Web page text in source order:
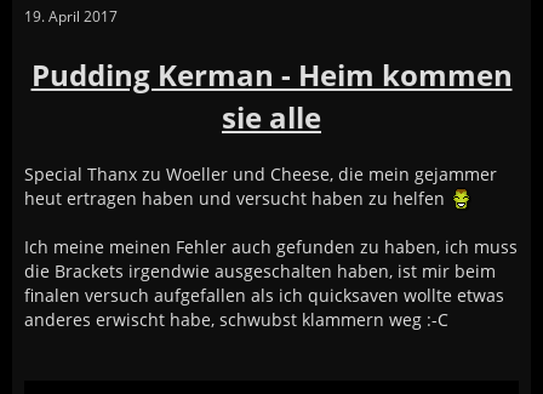
19. April 2017
Pudding Kerman - Heim kommen
sie alle
Special Thanx zu Woeller und Cheese, die mein gejammer
heut ertragen haben und versucht haben zu helfen
Ich meine meinen Fehler auch gefunden zu haben, ich muss
die Brackets irgendwie ausgeschalten haben, ist mir beim
finalen versuch aufgefallen als ich quicksaven wollte etwas
anderes erwischt habe, schwubst klammern weg :-C